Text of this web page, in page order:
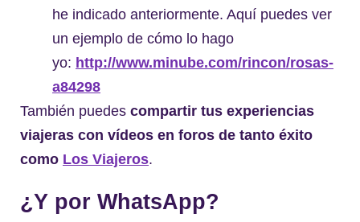
he indicado anteriormente. Aquí puedes ver
un ejemplo de cómo lo hago
yo: http://www.minube.com/rincon/rosas-
a84298
También puedes compartir tus experiencias
viajeras con vídeos en foros de tanto éxito
como Los Viajeros.
¿Y por WhatsApp?